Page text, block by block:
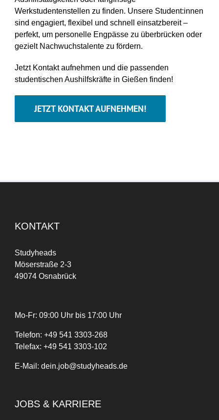
Werkstudentenstellen zu finden. Unsere Student:innen
sind engagiert, flexibel und schnell einsatzbereit –
perfekt, um personelle Engpässe zu überbrücken oder
gezielt Nachwuchstalente zu fördern.
Jetzt Kontakt aufnehmen und die passenden
studentischen Aushilfskräfte in Gießen finden!
JETZT KONTAKT AUFNEHMEN!
KONTAKT
Studyheads
Möserstraße 2-3
49074 Osnabrück
Mo-Fr: 09:00 Uhr bis 17:00 Uhr
Telefon: +49 541 3303-268
Telefax: +49 541 3303-102
E-Mail: dein.job@studyheads.de
JOBS & KARRIERE